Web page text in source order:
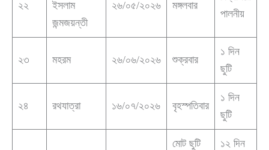
২২
ইসলাম
জন্মজয়ন্তী
২৬/০৫/২০২৬ মঙ্গলবার
পালনীয়
২৩ মহরম ২৬/০৬/২০২৬ শুক্রবার
১ দিন
ছুটি
২৪ রথযাত্রা ১৬/০৭/২০২৬ বৃহস্পতিবার
১ দিন
ছুটি
মোট ছুটি ১২ দিন